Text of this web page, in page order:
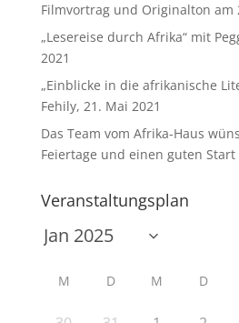
Filmvortrag und Originalton am
„Lesereise durch Afrika“ mit
2021
„Einblicke in die afrikanische
Fehily, 21. Mai 2021
Das Team vom Afrika-Haus
Feiertage und einen guten Start
Veranstaltungsplan
M D M D